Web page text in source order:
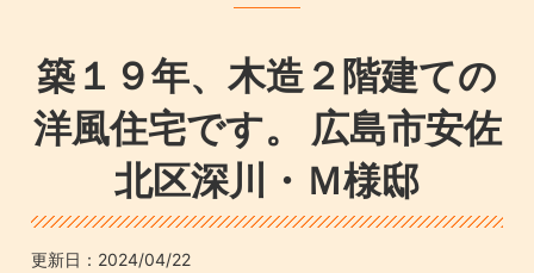
築１９年、木造２階建ての
洋風住宅です。 広島市安佐
北区深川・Ｍ様邸
更新日： 2024/04/22